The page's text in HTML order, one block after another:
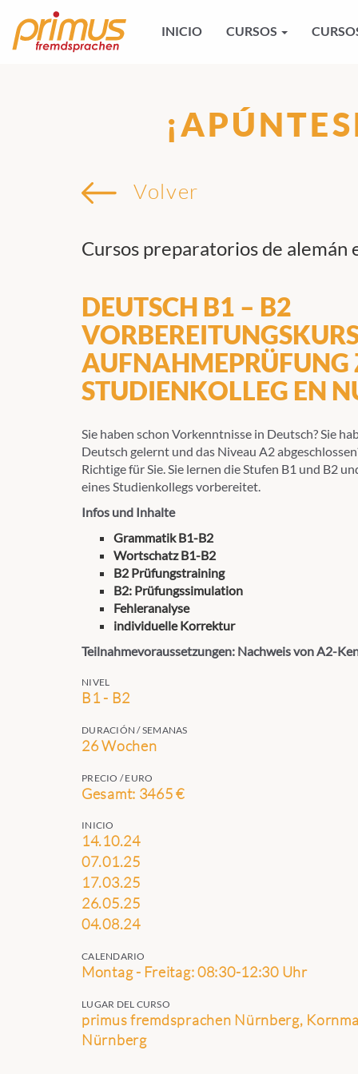
INICIO CURSOS
Volver
Cursos preparatorios de alemán
DEUTSCH B1 – B2
AUFNAHMEPRÜFUNG
STUDIENKOLLEG EN
Sie haben schon Vorkenntnisse in Deutsch? Sie
Deutsch gelernt und das Niveau A2
Richtige für Sie. Sie lernen die Stufen B1 und B2
eines Studienkollegs vorbereitet.
Infos und Inhalte
Grammatik B1-B2
Wortschatz B1-B2
B2 Prüfungstraining
B2: Prüfungssimulation
Fehleranalyse
individuelle Korrektur
Teilnahmevoraussetzungen: Nachweis von A2-
NIVEL
B1 - B2
DURACIÓN / SEMANAS
26 Wochen
PRECIO / EURO
Gesamt: 3465 €
INICIO
14.10.24
07.01.25
17.03.25
26.05.25
04.08.24
CALENDARIO
Montag - Freitag: 08:30-12:30 Uhr
LUGAR DEL CURSO
primus fremdsprachen Nürnberg,
Nürnberg